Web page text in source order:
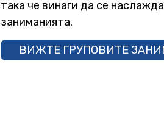
така че винаги да се
заниманията.
ВИЖТЕ ГРУПОВИТЕ